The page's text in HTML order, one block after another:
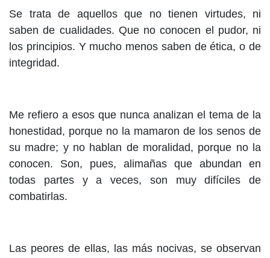
Se trata de aquellos que no tienen virtudes, ni
saben de cualidades. Que no conocen el pudor, ni
los principios. Y mucho menos saben de ética, o de
integridad.
Me refiero a esos que nunca analizan el tema de la
honestidad, porque no la mamaron de los senos de
su madre; y no hablan de moralidad, porque no la
conocen. Son, pues, alimañas que abundan en
todas partes y a veces, son muy difíciles de
combatirlas.
Las peores de ellas, las más nocivas, se observan